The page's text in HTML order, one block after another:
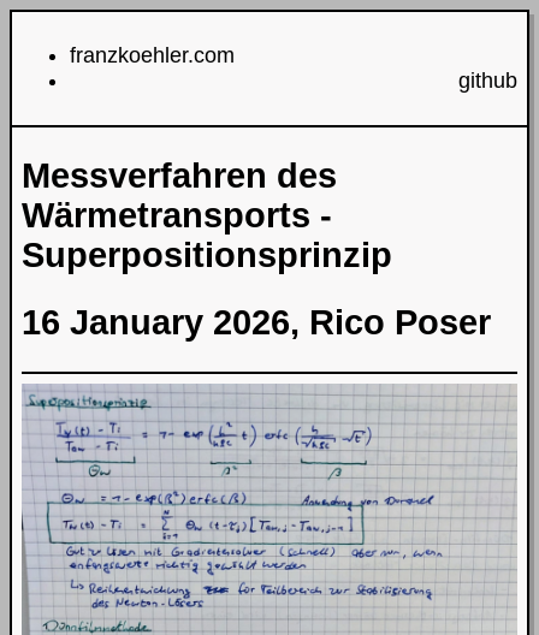
franzkoehler.com
github
Messverfahren des
Wärmetransports -
Superpositionsprinzip
16 January 2026, Rico Poser